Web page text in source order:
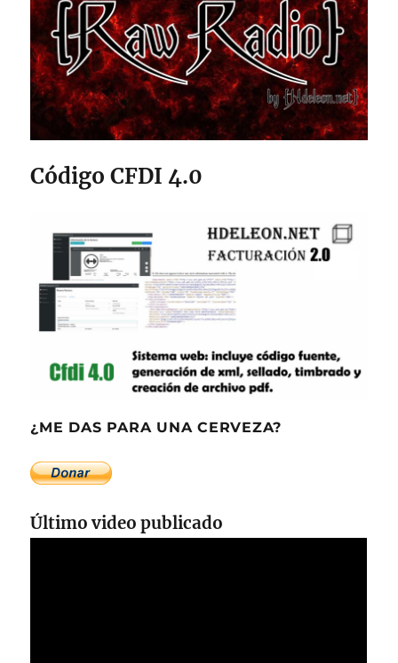
Código CFDI 4.0
¿ME DAS PARA UNA CERVEZA?
Último video publicado